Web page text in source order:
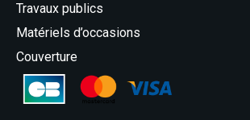
Travaux publics
Matériels d’occasions
Couverture